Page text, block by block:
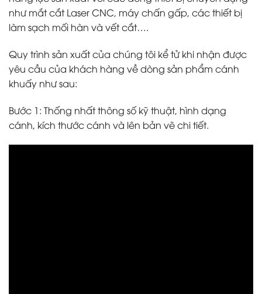
như mắt cắt Laser CNC, máy chấn gấp, các thiết bị
làm sạch mối hàn và vết cắt….
Quy trình sản xuất của chúng tôi kể tử khi nhận được
yêu cầu của khách hàng về dòng sản phẩm cánh
khuấy như sau:
Bước 1: Thống nhất thông số kỹ thuật, hình dạng
cánh, kích thước cánh và lên bản vẽ chi tiết.